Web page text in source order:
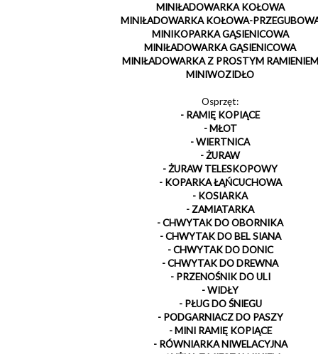
MINIŁADOWARKA KOŁOWA
MINIŁADOWARKA KOŁOWA-
MINIKOPARKA GĄSIENICOWA
MINIŁADOWARKA GĄSIENICOWA
MINIŁADOWARKA Z PROSTYM RAMIENIEM
MINIWOZIDŁO
Osprzęt:
- RAMIĘ KOPIĄCE
- MŁOT
- WIERTNICA
- ŻURAW
- ŻURAW TELESKOPOWY
- KOPARKA ŁĄŃCUCHOWA
- KOSIARKA
- ZAMIATARKA
- CHWYTAK DO OBORNIKA
- CHWYTAK DO BEL SIANA
- CHWYTAK DO DONIC
- CHWYTAK DO DREWNA
- PRZENOŚNIK DO ULI
- WIDŁY
- PŁUG DO ŚNIEGU
- PODGARNIACZ DO PASZY
- MINI RAMIĘ KOPIĄCE
- RÓWNIARKA NIWELACYJNA